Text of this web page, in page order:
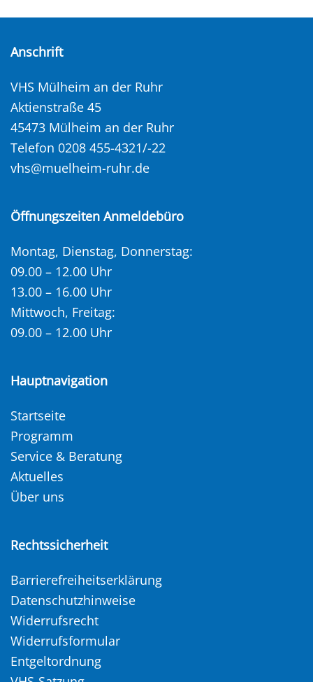
Anschrift
VHS Mülheim an der Ruhr
Aktienstraße 45
45473 Mülheim an der Ruhr
Telefon 0208 455-4321/-22
vhs@muelheim-ruhr.de
Öffnungszeiten Anmeldebüro
Montag, Dienstag, Donnerstag:
09.00 – 12.00 Uhr
13.00 – 16.00 Uhr
Mittwoch, Freitag:
09.00 – 12.00 Uhr
Hauptnavigation
Startseite
Programm
Service & Beratung
Aktuelles
Über uns
Rechtssicherheit
Barrierefreiheitserklärung
Datenschutzhinweise
Widerrufsrecht
Widerrufsformular
Entgeltordnung